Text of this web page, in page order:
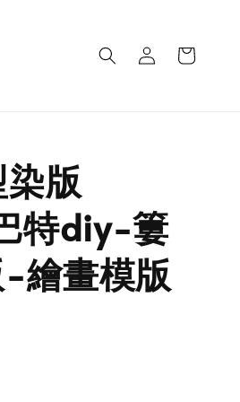
版
特diy-簍
繪畫模版